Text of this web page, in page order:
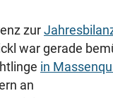
zur
war gerade
in
an